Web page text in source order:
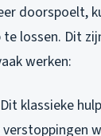
doorspoelt,
lossen. Dit
werken:
klassieke